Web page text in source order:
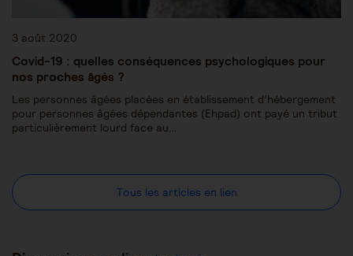
3 août 2020
Covid-19 : quelles conséquences psychologiques pour
nos proches âgés ?
Les personnes âgées placées en établissement d’hébergement
pour personnes âgées dépendantes (Ehpad) ont payé un tribut
particulièrement lourd face au…
Tous les articles en lien